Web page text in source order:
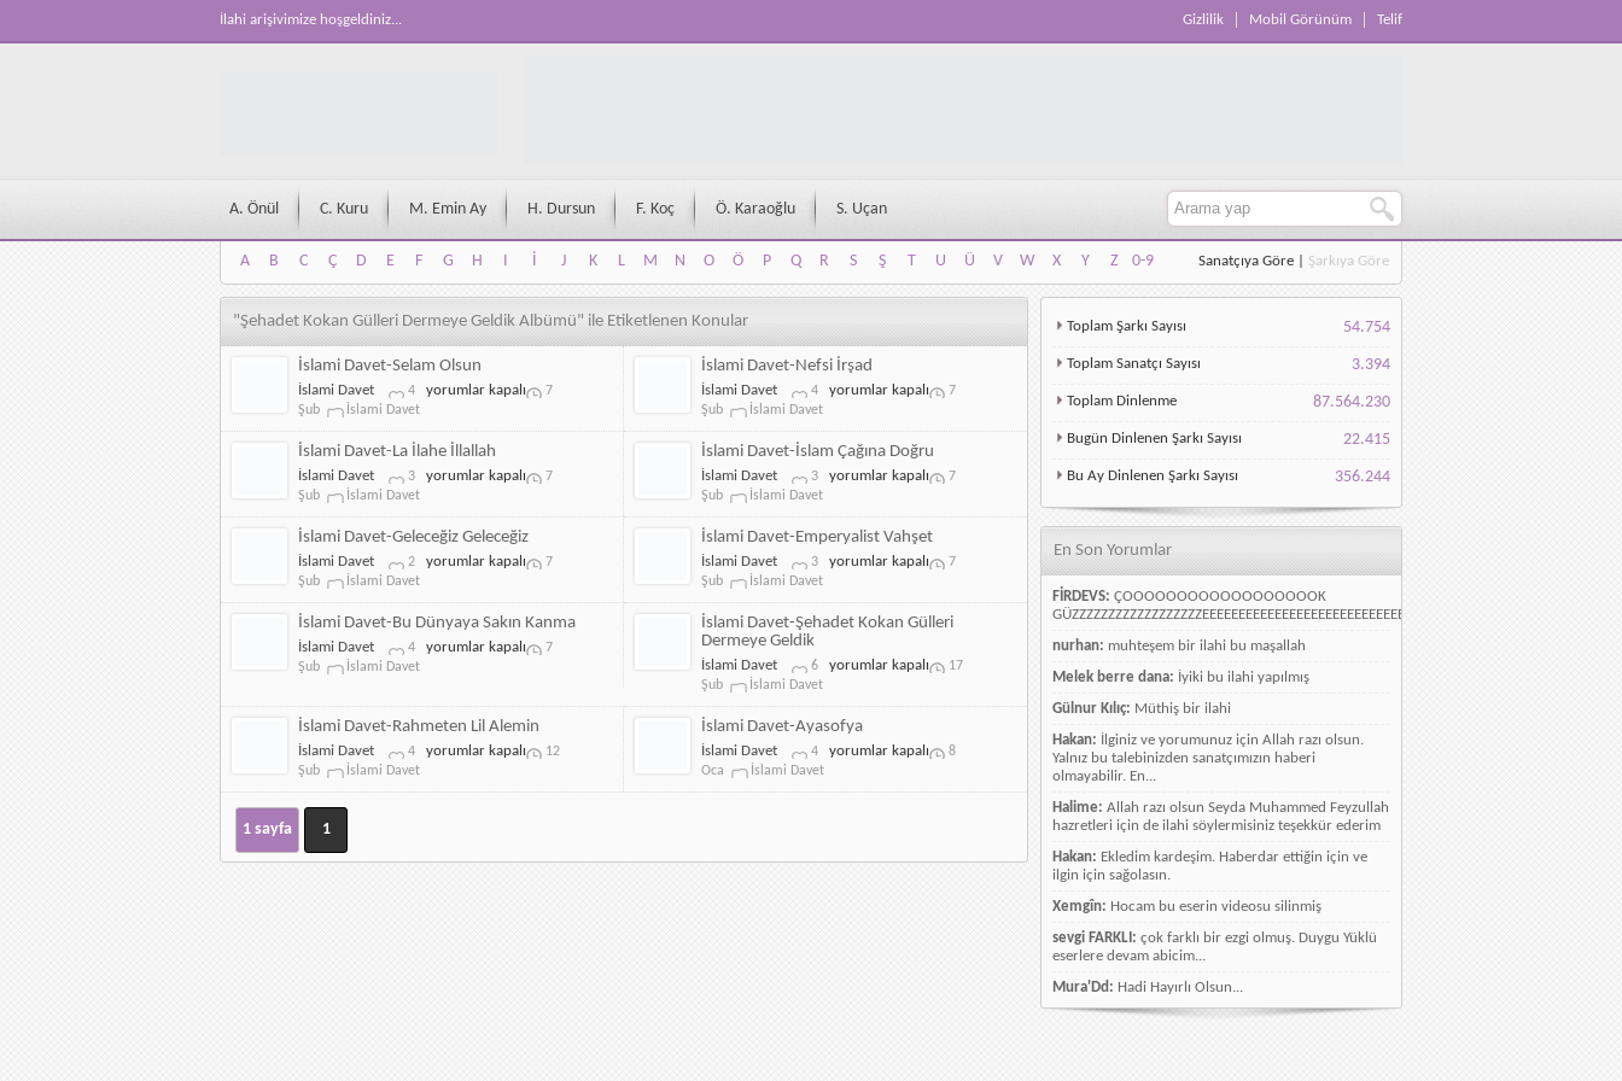
İlahi arişivimize hoşgeldiniz... Gizlilik Mobil Görünüm Telif
A. Önül C. Kuru M. Emin Ay H. Dursun F. Koç Ö. Karaoğlu S. Uçan
A B C Ç D E F G H I İ J K L M N O Ö P Q R S Ş T U Ü V W X Y Z
0-9
A
B C Ç D E F G H I İ J K L M N O Ö P Q R S Ş T U Ü V W X Y Z 0-9
Sanatçıya Göre Şarkıya Göre
"Şehadet Kokan Gülleri Dermeye Geldik Albümü" ile Etiketlenen Konular
İslami Davet-Selam Olsun
İslami Davet 4
İslami
Selam
Olsun
yorumlar kapalı
7
Şub
İslami Davet
İslami Davet-Nefsi İrşad
İslami Davet 4
İslami
Nefsi
İrşad
yorumlar kapalı
7
Şub
İslami Davet
İslami Davet-La İlahe İllallah
İslami Davet 3
İslami
La
İlahe
için
yorumlar kapalı
7
Şub
İslami Davet
İslami Davet-İslam Çağına Doğru
İslami Davet 3
İslami
İslam
Çağına
için
yorumlar kapalı
7
Şub
İslami Davet
İslami Davet-Geleceğiz Geleceğiz
İslami Davet 2
İslami
Geleceğiz
Geleceğiz
yorumlar kapalı
7
Şub
İslami Davet
İslami Davet-Emperyalist Vahşet
İslami Davet 3
İslami
Emperyalist
Vahşet
yorumlar kapalı
7
Şub
İslami Davet
İslami Davet-Bu Dünyaya Sakın Kanma
İslami Davet 4
İslami
Dünyaya
Sakın
için
yorumlar kapalı
7
Şub
İslami Davet
İslami Davet-Şehadet Kokan Gülleri
Dermeye Geldik
İslami Davet 6
İslami
Şehadet
Kokan
Dermeye
yorumlar kapalı
17
Şub
İslami Davet
İslami Davet-Rahmeten Lil Alemin
İslami Davet 4
İslami
Rahmeten
yorumlar kapalı
12
Şub
İslami Davet
İslami Davet-Ayasofya
İslami Davet 4
İslami
Ayasofya
yorumlar kapalı
8
Oca
İslami Davet
1 sayfa 1
Toplam Şarkı Sayısı 54.754
Toplam Sanatçı Sayısı 3.394
Toplam Dinlenme 87.564.230
Bugün Dinlenen Şarkı Sayısı 22.415
Bu Ay Dinlenen Şarkı Sayısı 356.244
En Son Yorumlar
FİRDEVS: ÇOOOOOOOOOOOOOOOOOOK
GÜZZZZZZZZZZZZZZZZZZEEEEEEEEEEEEEEEEEEEEEEEEEEEEELLLLLLLLLLLLLLLLLLLLLLLL
nurhan: muhteşem bir ilahi bu maşallah
Melek berre dana: İyiki bu ilahi yapılmış
Gülnur Kılıç: Müthiş bir ilahi
Hakan: İlginiz ve yorumunuz için Allah razı olsun.
Yalnız bu talebinizden sanatçımızın haberi
olmayabilir. En...
Halime: Allah razı olsun Seyda Muhammed Feyzullah
hazretleri için de ilahi söylermisiniz teşekkür ederim
Hakan: Ekledim kardeşim. Haberdar ettiğin için ve
ilgin için sağolasın.
Xemgîn: Hocam bu eserin videosu silinmiş
sevgi FARKLI: çok farklı bir ezgi olmuş. Duygu Yüklü
eserlere devam abicim...
Mura'Dd: Hadi Hayırlı Olsun...